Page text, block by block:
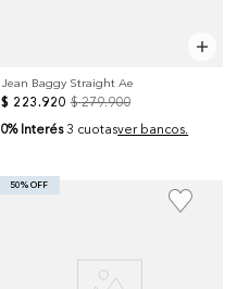
Jean Baggy Straight Ae
$ 223.920 $ 279.900
0% Interés 3 cuotasver bancos.
50% OFF